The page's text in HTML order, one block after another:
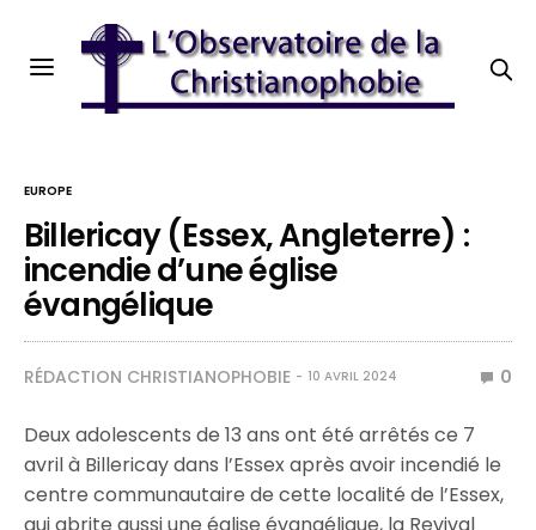
EUROPE
Billericay (Essex, Angleterre) :
incendie d’une église
évangélique
RÉDACTION CHRISTIANOPHOBIE 10 AVRIL 2024 0
Deux adolescents de 13 ans ont été arrêtés ce 7
avril à Billericay dans l’Essex après avoir incendié le
centre communautaire de cette localité de l’Essex,